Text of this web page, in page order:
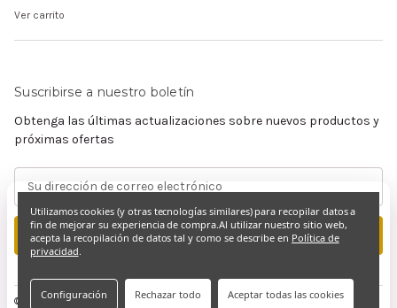
Ver carrito
Suscribirse a nuestro boletín
Obtenga las últimas actualizaciones sobre nuevos productos y
próximas ofertas
de
correo
electrónico
© 2026 Claramente Cristiano
Utilizamos cookies (y otras tecnologías similares) para recopilar datos a
fin de mejorar su experiencia de compra.Al utilizar nuestro sitio web,
acepta la recopilación de datos tal y como se describe en Política de
privacidad.
Configuración Rechazar todo Aceptar todas las cookies